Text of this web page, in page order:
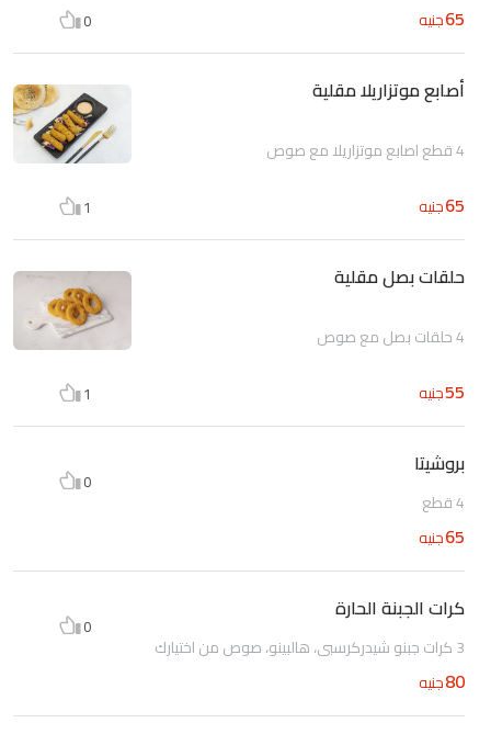
65جنيه 0
أصابع موتزاريلا مقلية
4 قطع اصابع موتزاريلا مع صوص
65جنيه 1
حلقات بصل مقلية
4 حلقات بصل مع صوص
55جنيه 1
بروشيتا
4 قطع
65جنيه
0
كرات الجبنة الحارة
3 كرات جبنو شيدركرسبي، هالبينو، صوص من اختيارك
80جنيه
0